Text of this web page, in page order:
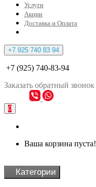
Услуги
Акции
Доставка и Оплата
+7 925 740 83 94
+7 (925) 740-83-94
Заказать обратный звонок
0
Ваша корзина пуста!
Категории